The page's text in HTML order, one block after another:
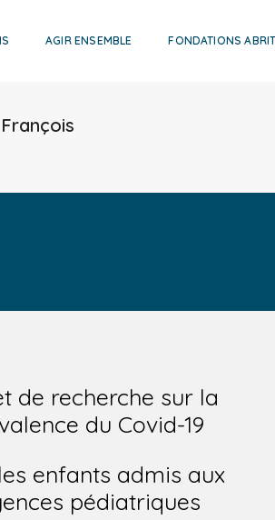
AGIR ENSEMBLE FONDATIONS
de recherche sur la
du Covid-19
enfants admis aux
pédiatriques